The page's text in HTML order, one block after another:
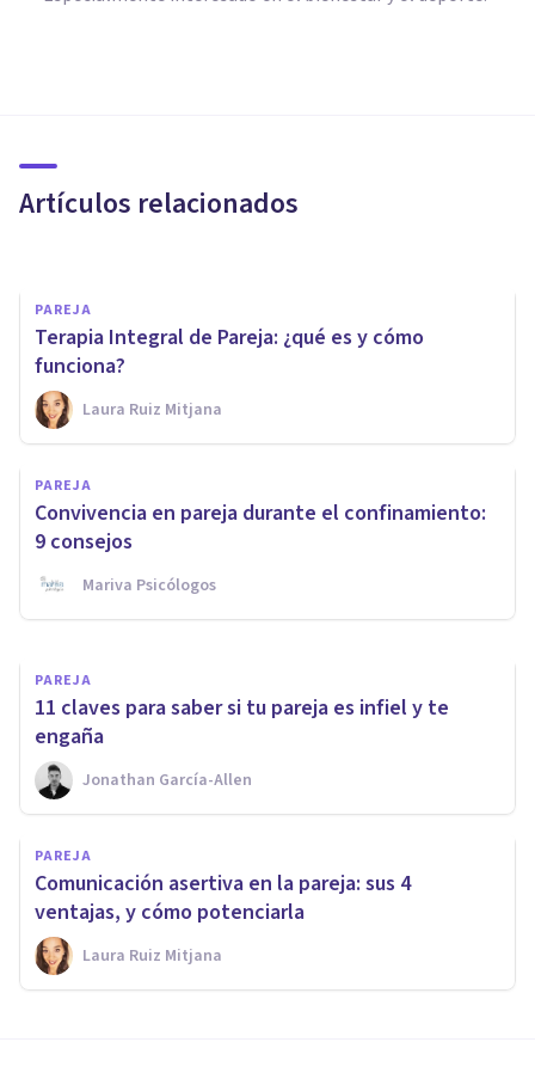
Artículos relacionados
cuentan
PAREJA
Terapia Integral de Pareja: ¿qué es y cómo
funciona?
Laura Ruiz Mitjana
PAREJA
Convivencia en pareja durante el confinamiento:
9 consejos
Mariva Psicólogos
Carolina Marín: «El compartir
nutre a la relación de pareja»
Bertrand Regader
PAREJA
11 claves para saber si tu pareja es infiel y te
engaña
Jonathan García-Allen
PAREJA
Comunicación asertiva en la pareja: sus 4
ventajas, y cómo potenciarla
Laura Ruiz Mitjana